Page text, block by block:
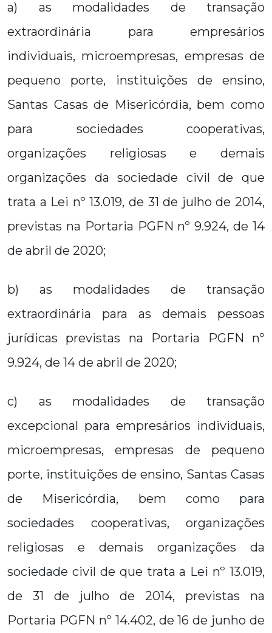
a) as modalidades de transação
extraordinária para empresários
individuais, microempresas, empresas de
pequeno porte, instituições de ensino,
Santas Casas de Misericórdia, bem como
para sociedades cooperativas,
organizações religiosas e demais
organizações da sociedade civil de que
trata a Lei nº 13.019, de 31 de julho de 2014,
previstas na Portaria PGFN nº 9.924, de 14
de abril de 2020;
b) as modalidades de transação
extraordinária para as demais pessoas
jurídicas previstas na Portaria PGFN nº
9.924, de 14 de abril de 2020;
c) as modalidades de transação
excepcional para empresários individuais,
microempresas, empresas de pequeno
porte, instituições de ensino, Santas Casas
de Misericórdia, bem como para
sociedades cooperativas, organizações
religiosas e demais organizações da
sociedade civil de que trata a Lei nº 13.019,
de 31 de julho de 2014, previstas na
Portaria PGFN nº 14.402, de 16 de junho de